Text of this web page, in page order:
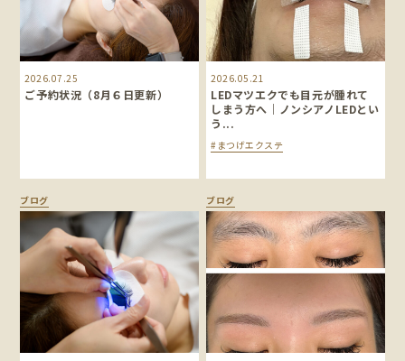
2026.07.25
ご予約状況（8月６日更新）
2026.05.21
LEDマツエクでも目元が腫れて
しまう方へ｜ノンシアノLEDとい
う...
#まつげエクステ
ブログ ブログ